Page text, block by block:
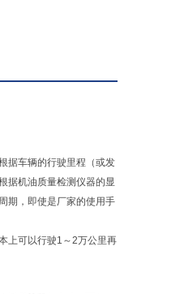
据车辆的行驶里程（或发
据机油质量检测仪器的显
期，即使是厂家的使用手
上可以行驶1～2万公里再